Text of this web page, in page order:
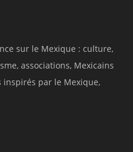
sur le Mexique : culture,
associations, Mexicains
inspirés par le Mexique,